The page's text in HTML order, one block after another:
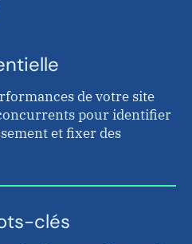
de votre site
pour identifier
et fixer des
clés